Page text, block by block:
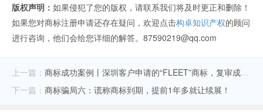
版权声明： 如果侵犯了您的版权，请联系我们将及时更正和删除！
如果您对商标注册申请还存在疑问，欢迎点击构卓知识产权的顾问
进行咨询，他们会给您详细的解答。87590219@qq.com
上一篇： 商标成功案例丨深圳客户申请的“FLEET”商标，复审成功！
下一篇： 商标骗局六：谎称商标到期，提前1年多就让续展！